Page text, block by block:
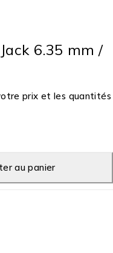
6.35 mm /
prix et les quantités
au panier